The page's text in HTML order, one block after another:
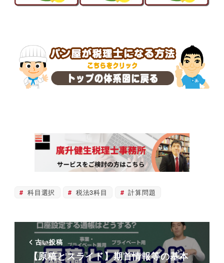
科目選択 税法3科目 計算問題
古い投稿
【原稿とスライド】期首情報等の基本